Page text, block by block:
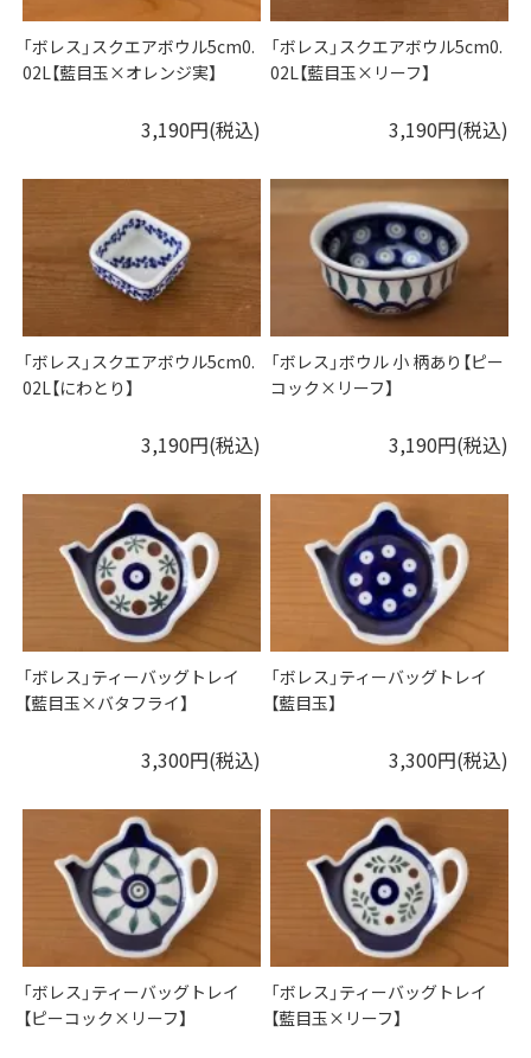
「ボレス」スクエアボウル5cm0.
02L【藍目玉×オレンジ実】
3,190円(税込)
「ボレス」スクエアボウル5cm0.
02L【藍目玉×リーフ】
3,190円(税込)
「ボレス」スクエアボウル5cm0.
02L【にわとり】
3,190円(税込)
「ボレス」ボウル 小 柄あり【ピー
コック×リーフ】
3,190円(税込)
「ボレス」ティーバッグトレイ
【藍目玉×バタフライ】
3,300円(税込)
「ボレス」ティーバッグトレイ
【藍目玉】
3,300円(税込)
「ボレス」ティーバッグトレイ
【ピーコック×リーフ】
「ボレス」ティーバッグトレイ
【藍目玉×リーフ】